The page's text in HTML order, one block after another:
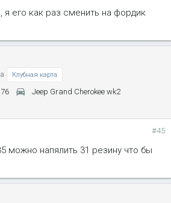
я его как раз сменить на фордик
Клубная карта
76
Jeep Grand Cherokee wk2
#45
можно напялить 31 резину что бы